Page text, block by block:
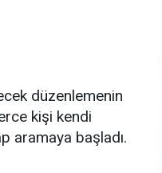
düzenlemenin
kişi kendi
aramaya başladı.